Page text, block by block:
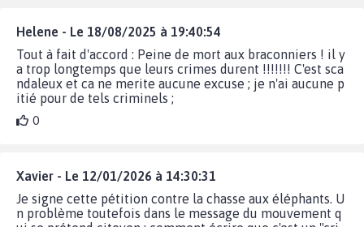
Helene - Le 18/08/2025 à 19:40:54
Tout à fait d'accord : Peine de mort aux braconniers ! il y
a trop longtemps que leurs crimes durent !!!!!!! C'est sca
ndaleux et ca ne merite aucune excuse ; je n'ai aucune p
itié pour de tels criminels ;
0
Xavier - Le 12/01/2026 à 14:30:31
Je signe cette pétition contre la chasse aux éléphants. U
n problème toutefois dans le message du mouvement q